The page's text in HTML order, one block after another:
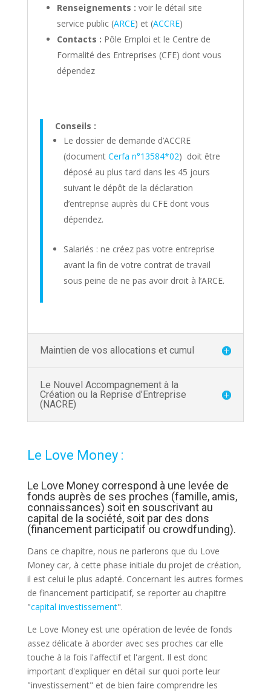
Renseignements : voir le détail site
service public (ARCE) et (ACCRE)
Contacts : Pôle Emploi et le Centre de
Formalité des Entreprises (CFE) dont vous
dépendez
Conseils :
Le dossier de demande d’ACCRE
(document Cerfa n°13584*02) doit être
déposé au plus tard dans les 45 jours
suivant le dépôt de la déclaration
d’entreprise auprès du CFE dont vous
dépendez.
Salariés : ne créez pas votre entreprise
avant la fin de votre contrat de travail
sous peine de ne pas avoir droit à l’ARCE.
Maintien de vos allocations et cumul
Le Nouvel Accompagnement à la
Création ou la Reprise d’Entreprise
(NACRE)
Le Love Money :
Le Love Money correspond à une levée de
fonds auprès de ses proches (famille, amis,
connaissances) soit en souscrivant au
capital de la société, soit par des dons
(financement participatif ou crowdfunding).
Dans ce chapitre, nous ne parlerons que du Love
Money car, à cette phase initiale du projet de création,
il est celui le plus adapté. Concernant les autres formes
de financement participatif, se reporter au chapitre
"capital investissement".
Le Love Money est une opération de levée de fonds
assez délicate à aborder avec ses proches car elle
touche à la fois l'affectif et l'argent. Il est donc
important d'expliquer en détail sur quoi porte leur
"investissement" et de bien faire comprendre les